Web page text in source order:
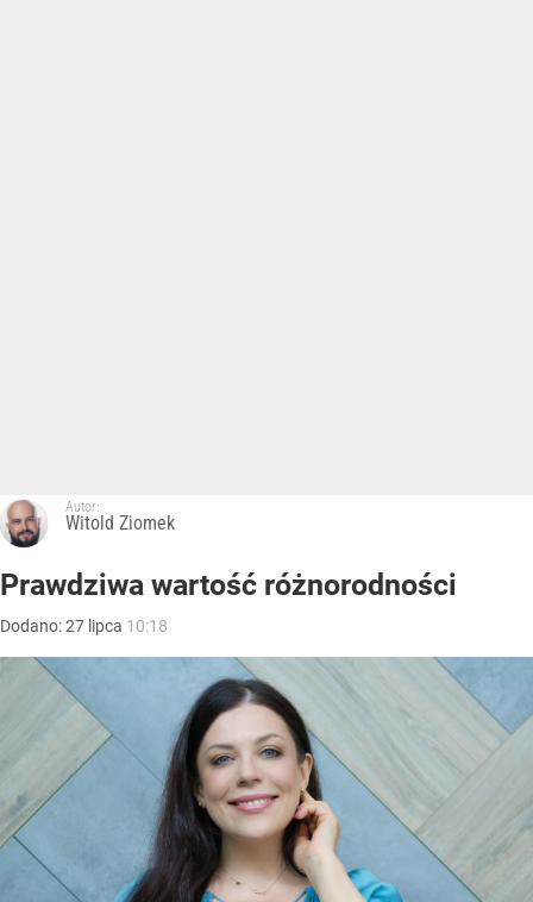
Autor:
Witold Ziomek
Prawdziwa wartość różnorodności
Dodano:27 lipca 10:18